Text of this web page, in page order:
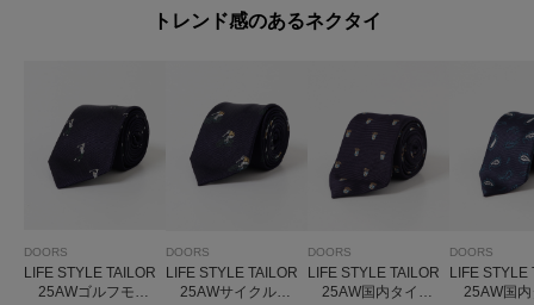
トレンド感のあるネクタイ
DOORS
LIFE STYLE TAILOR
25AWゴルフモチ
DOORS
LIFE STYLE TAILOR
25AWサイクルモ
DOORS
LIFE STYLE TAILOR
25AW国内タイク
DOORS
LIFE STYLE
25AW国内